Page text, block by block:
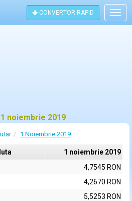
CONVERTOR RAPID
noiembrie 2019
1 Noiembrie 2019
1 noiembrie 2019
4,7545 RON
4,2670 RON
5,5253 RON